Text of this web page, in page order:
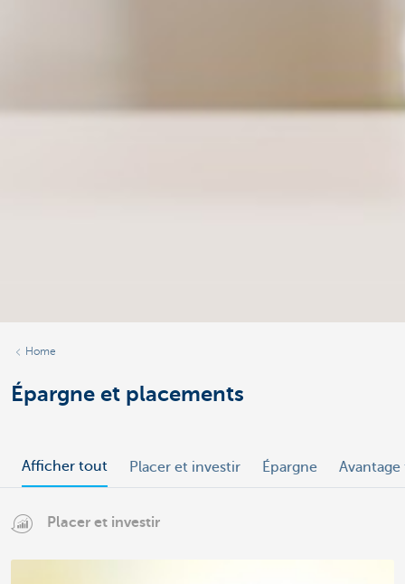
Home
Épargne et placements
Afficher tout Placer et investir Épargne
Placer et investir